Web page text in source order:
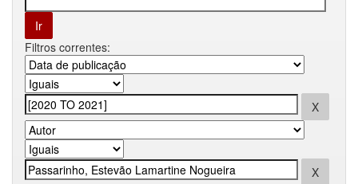
Filtros correntes: